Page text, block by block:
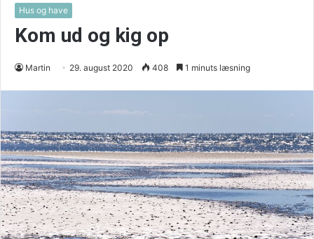
Hus og have
Kom ud og kig op
Martin 29. august 2020 408 1 minuts læsning